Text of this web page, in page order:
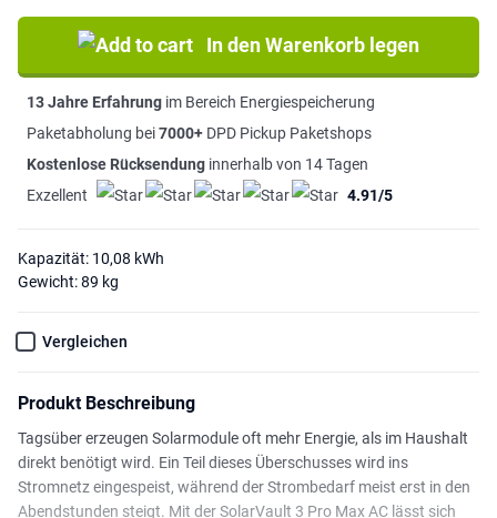
In den Warenkorb legen
13 Jahre Erfahrung im Bereich Energiespeicherung
Paketabholung bei7000+ DPD Pickup Paketshops
Kostenlose Rücksendung innerhalb von 14 Tagen
Exzellent
4.91/5
Kapazität: 10,08 kWh
Gewicht: 89 kg
Vergleichen
Produkt Beschreibung
Tagsüber erzeugen Solarmodule oft mehr Energie, als im Haushalt
direkt benötigt wird. Ein Teil dieses Überschusses wird ins
Stromnetz eingespeist, während der Strombedarf meist erst in den
Abendstunden steigt. Mit der SolarVault 3 Pro Max AC lässt sich